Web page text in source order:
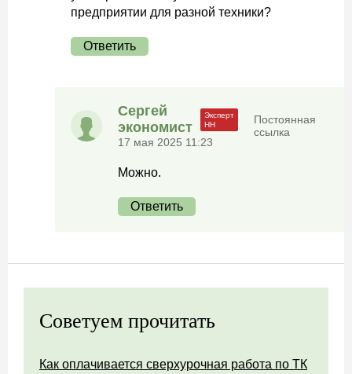
предприятии для разной техники?
Ответить
Сергей
экономист
17 мая 2025 11:23
Постоянная
ссылка
Можно.
Ответить
Советуем прочитать
Как оплачивается сверхурочная работа по ТК